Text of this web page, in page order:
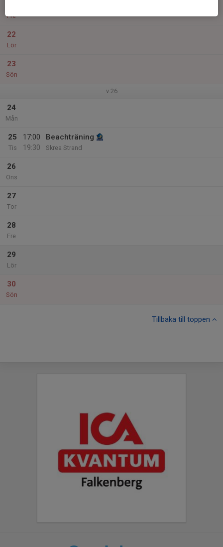
Fre
22
Lör
23
Sön
v.26
24
Mån
25
Tis
17:00
19:30
Beachträning
Skrea Strand
26
Ons
27
Tor
28
Fre
29
Lör
30
Sön
Tillbaka till toppen